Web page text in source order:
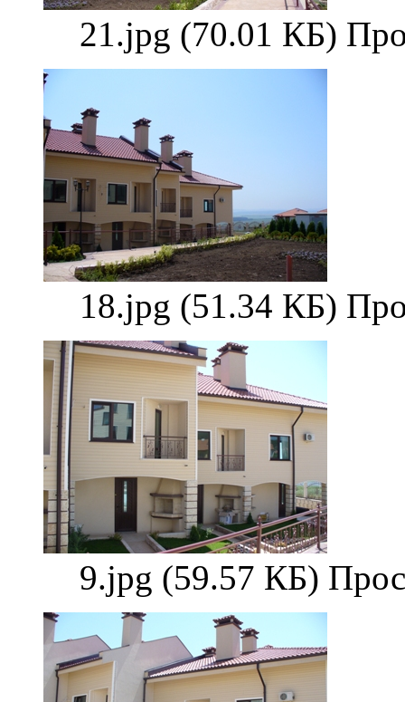
21.jpg (70.01 КБ)
18.jpg (51.34 КБ)
9.jpg (59.57 КБ)